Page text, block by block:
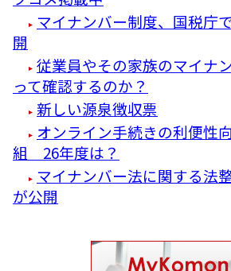
マイナンバー制度、国税庁
開
従業員やその家族のマイナ
って確認するのか？
新しい源泉徴収票
オンライン手続きの利便性
組 26年度は？
マイナンバー法に関する法
が公開